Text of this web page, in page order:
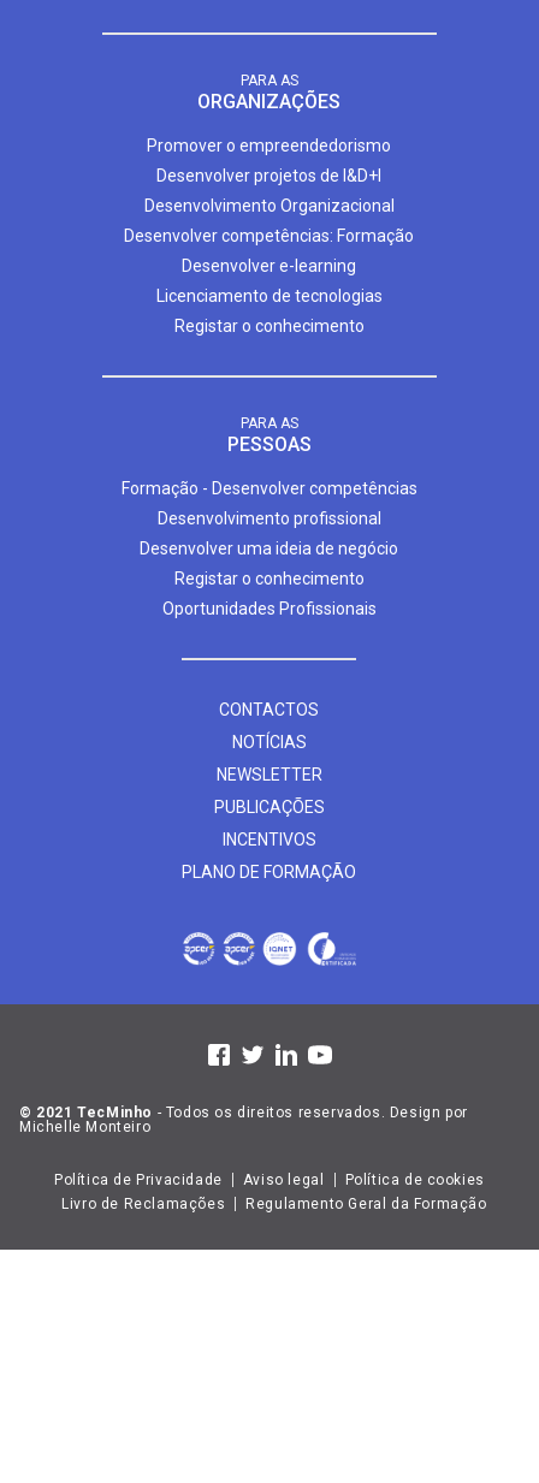
PARA AS
ORGANIZAÇÕES
Promover o empreendedorismo
Desenvolver projetos de I&D+I
Desenvolvimento Organizacional
Desenvolver competências: Formação
Desenvolver e-learning
Licenciamento de tecnologias
Registar o conhecimento
PARA AS
PESSOAS
Formação - Desenvolver competências
Desenvolvimento profissional
Desenvolver uma ideia de negócio
Registar o conhecimento
Oportunidades Profissionais
CONTACTOS
NOTÍCIAS
NEWSLETTER
PUBLICAÇÕES
INCENTIVOS
PLANO DE FORMAÇÃO
© 2021 TecMinho - Todos os direitos reservados. Design por
Michelle Monteiro
Política de Privacidade Aviso legal
Política de cookies
Livro de Reclamações
Regulamento Geral da Formação